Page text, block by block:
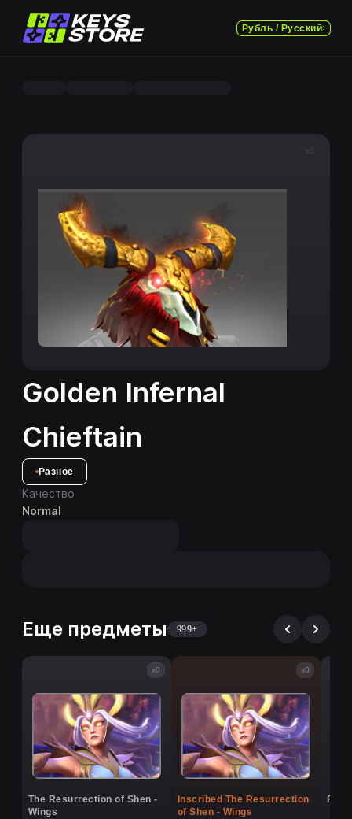
Рубль / Русский
x0
Golden Infernal
Chieftain
Разное
Качество
Normal
Еще предметы 999+
x0
The Resurrection of Shen -
Wings
x0
Inscribed The Resurrection
of Shen - Wings